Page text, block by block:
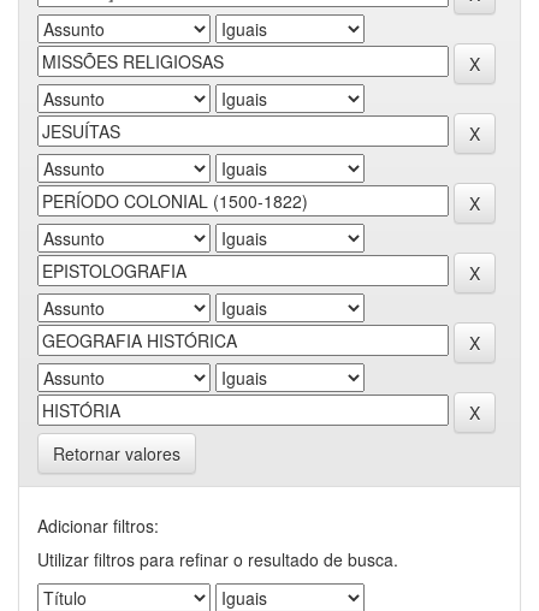
Retornar valores
Adicionar filtros:
Utilizar filtros para refinar o resultado de busca.